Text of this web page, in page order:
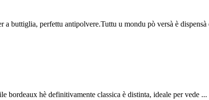
buttiglia, perfettu antipolvere.Tuttu u mondu pò versà è dispensà
hè definitivamente classica è distinta, ideale per vede ...